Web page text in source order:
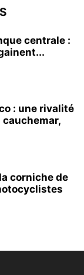
centrale :
: une rivalité
corniche de